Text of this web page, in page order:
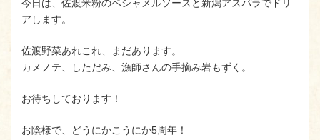
今日は、佐渡米粉のベシャメルソースと新潟アスパラでドリ
アします。
佐渡野菜あれこれ、まだあります。
カメノテ、しただみ、漁師さんの手摘み岩もずく。
お待ちしております！
お陰様で、どうにかこうにか5周年！